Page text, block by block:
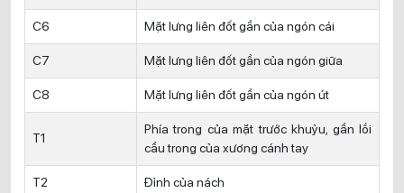
C6 Mặt lưng liên đốt gần của ngón cái
C7 Mặt lưng liên đốt gần của ngón giữa
C8 Mặt lưng liên đốt gần của ngón út
T1
Phía trong của mặt trước khuỷu, gần lồi
cầu trong của xương cánh tay
T2 Đỉnh của nách